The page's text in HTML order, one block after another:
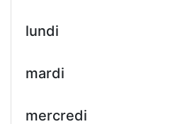
lundi
mardi
mercredi